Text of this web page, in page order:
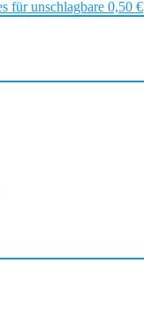
für unschlagbare 0,50 €